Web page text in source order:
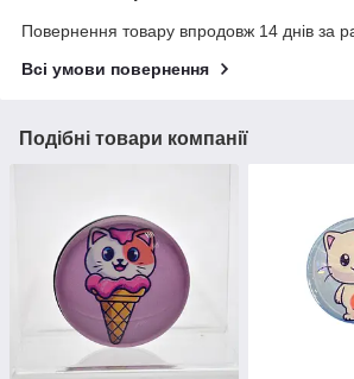
Повернення товару впродовж 14 днів за
Всі умови повернення
Подібні товари компанії